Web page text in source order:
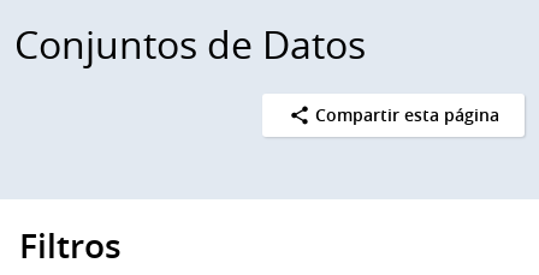
Conjuntos de Datos
Compartir esta página
Filtros